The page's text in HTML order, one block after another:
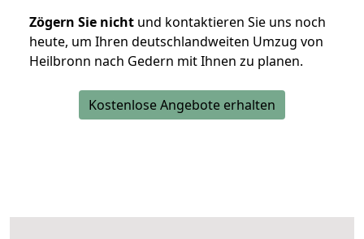
Zögern Sie nicht und kontaktieren Sie uns noch
heute, um Ihren deutschlandweiten Umzug von
Heilbronn nach Gedern mit Ihnen zu planen.
Kostenlose Angebote erhalten